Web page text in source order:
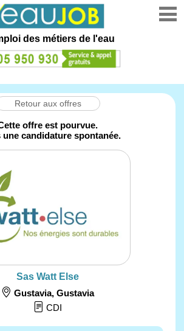
des métiers de l'eau
Retour aux offres
offre est pourvue.
une candidature spontanée.
Sas Watt Else
Gustavia,Gustavia
CDI